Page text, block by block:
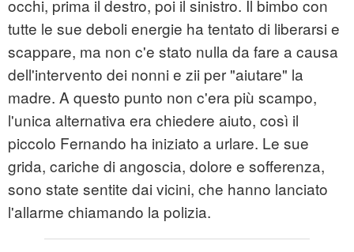
occhi, prima il destro, poi il sinistro. Il bimbo con
tutte le sue deboli energie ha tentato di liberarsi e
scappare, ma non c'e stato nulla da fare a causa
dell'intervento dei nonni e zii per "aiutare" la
madre. A questo punto non c'era più scampo,
l'unica alternativa era chiedere aiuto, così il
piccolo Fernando ha iniziato a urlare. Le sue
grida, cariche di angoscia, dolore e sofferenza,
sono state sentite dai vicini, che hanno lanciato
l'allarme chiamando la polizia.